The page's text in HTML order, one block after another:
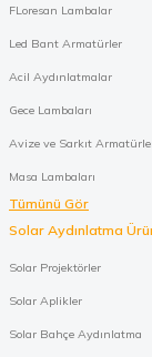
FLoresan Lambalar
Led Bant Armatürler
Acil Aydınlatmalar
Gece Lambaları
Avize ve Sarkıt
Masa Lambaları
Tümünü Gör
Solar Aydınlatma
Solar Projektörler
Solar Aplikler
Solar Bahçe Aydınlatma